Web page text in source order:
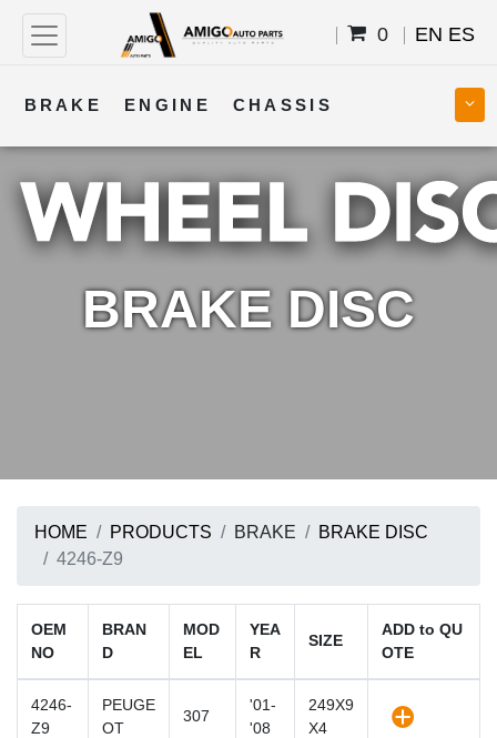
0 EN ES
BRAKE ENGINE CHASSIS
COOLING STEERING BODY
TRANSMISSION FUEL ELECTRICAL
BRAKE DISC
HOME PRODUCTS BRAKE
BRAKE DISC
4246-Z9
OEM
NO
BRAN
D
MOD
EL
YEA
R
SIZE
ADD to QU
OTE
4246-
Z9
PEUGE
OT
307
'01-
'08
249X9
X4